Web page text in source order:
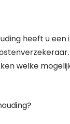
heeft u een
welke